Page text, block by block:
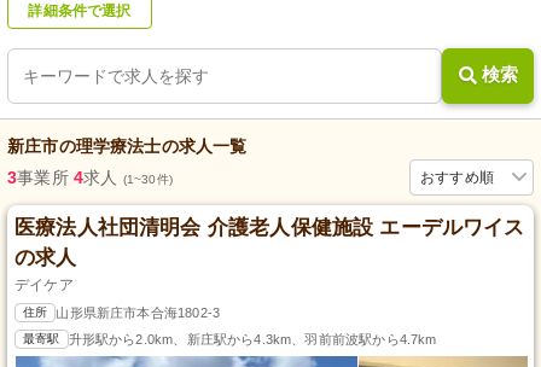
詳細条件で選択
検索
新庄市の理学療法士の求人一覧
おすすめ順
3事業所 4求人 (1~30件)
医療法人社団清明会 介護老人保健施設 エーデルワイス
の求人
デイケア
住所 山形県新庄市本合海1802-3
最寄駅 升形駅から2.0km、新庄駅から4.3km、羽前前波駅から4.7km